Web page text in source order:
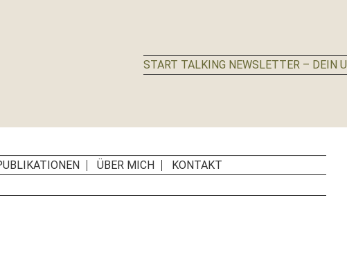
START TALKING NEWSLETTER – DEIN
ÜBER MICH
KONTAKT